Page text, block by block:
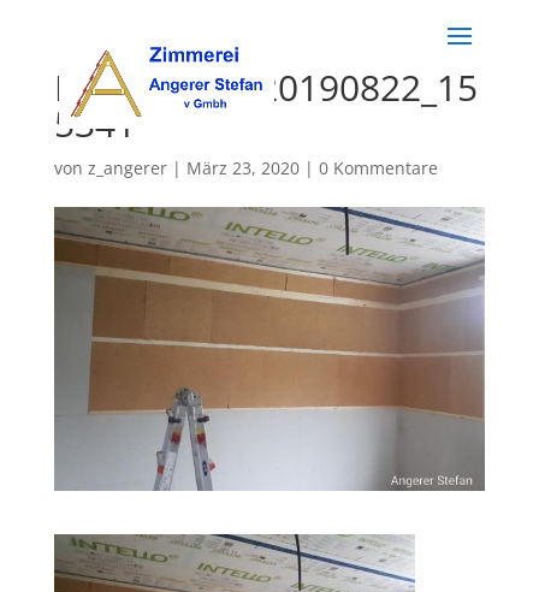
K1024_IMG_20190822_15
5341
von z_angerer| März 23, 2020| 0 Kommentare